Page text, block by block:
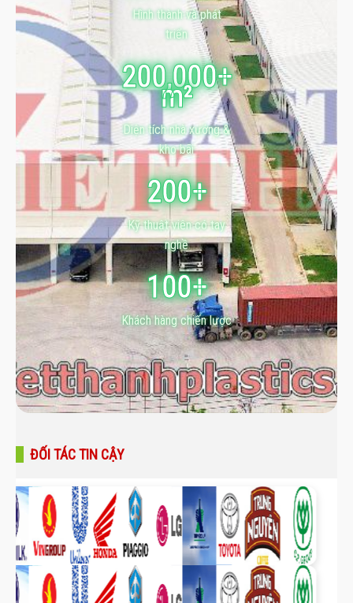
Hình thành và phát
triển
200,000+
m²
Diện tích nhà xưởng &
kho bãi
200+
Kỹ thuật viên có tay
nghề
100+
Khách hàng chiến lược
ĐỐI TÁC TIN CẬY